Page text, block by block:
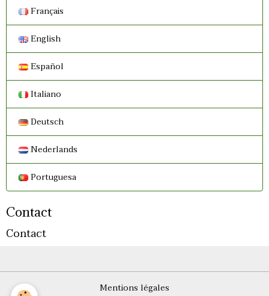
Français
English
Español
Italiano
Deutsch
Nederlands
Portuguesa
Contact
Contact
Mentions légales